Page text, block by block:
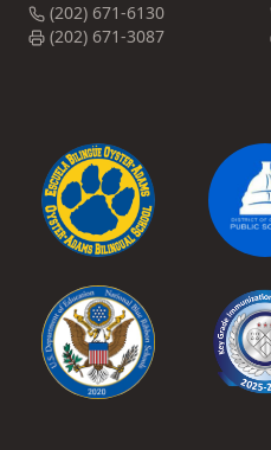
(202) 671-6130
(202) 671-3087